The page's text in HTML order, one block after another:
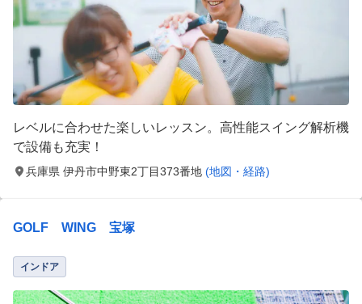
レベルに合わせた楽しいレッスン。高性能スイング解析機
で設備も充実！
兵庫県 伊丹市中野東2丁目373番地 (地図・経路)
GOLF WING 宝塚
インドア